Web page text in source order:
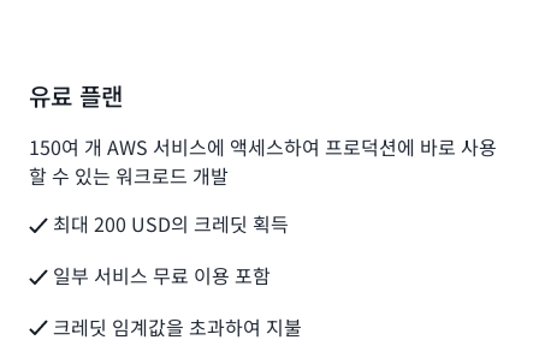
유료 플랜
150여 개 AWS 서비스에 액세스하여 프로덕션에 바로 사용
할 수 있는 워크로드 개발
최대 200 USD의 크레딧 획득
일부 서비스 무료 이용 포함
크레딧 임계값을 초과하여 지불